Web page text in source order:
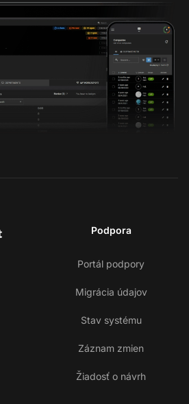
Podpora
Portál podpory
Migrácia údajov
Stav systému
Záznam zmien
Žiadosť o návrh